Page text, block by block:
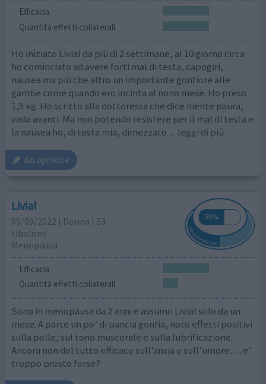
Efficacia
Quantità effetti collaterali
Ho iniziato Livial da più di 2 settimane, al 10 giorno circa
ho cominciato ad avere forti mal di testa, capogiri,
nausea ma più che altro un importante gonfiore alle
gambe come quando ero incinta al nono mese. Ho preso
1,5 kg. Ho scritto alla dottoressa che dice niente paura,
vada avanti. Ma non potendo resistere per il mal di testa e
la nausea ho, di testa mia, dimezzato ... leggi di più
dai opinione
Livial
05/09/2022 | Donna | 53
tibolone
Menopausa
Efficacia
Quantità effetti collaterali
Sono in menopausa da 2 anni e assumo Livial solo da un
mese. A parte un po’ di pancia gonfia, noto effetti positivi
sulla pelle, sul tono muscorale e sulla lubrificazione.
Ancora non del tutto efficace sull’ansia e sull’umore…..e’
troppo presto forse?